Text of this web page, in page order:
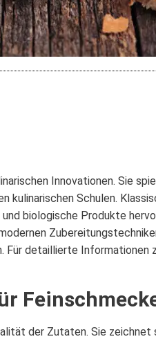
Innovationen. Sie
kulinarischen Schulen.
biologische Produkte
detaillierte Informationen
der Zutaten. Sie